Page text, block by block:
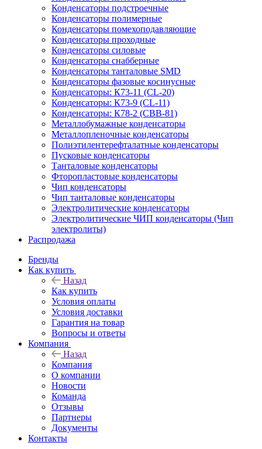
Конденсаторы подстроечные
Конденсаторы полимерные
Конденсаторы помехоподавляющие
Конденсаторы проходные
Конденсаторы силовые
Конденсаторы снабберные
Конденсаторы танталовые SMD
Конденсаторы фазовые косинусные
Конденсаторы: К73-11 (CL-20)
Конденсаторы: К73-9 (CL-11)
Конденсаторы: К78-2 (CBB-81)
Металлобумажные конденсаторы
Металлопленочные конденсаторы
Полиэтилентерефталатные конденсаторы
Пусковые конденсаторы
Танталовые конденсаторы
Фторопластовые конденсаторы
Чип конденсаторы
Чип танталовые конденсаторы
Электролитические конденсаторы
Электролитические ЧИП конденсаторы (Чип
электролиты)
Распродажа
Бренды
Как купить
Назад
Как купить
Условия оплаты
Условия доставки
Гарантия на товар
Вопросы и ответы
Компания
Назад
Компания
О компании
Новости
Команда
Отзывы
Партнеры
Документы
Контакты